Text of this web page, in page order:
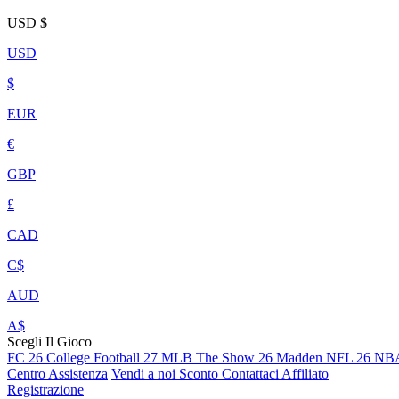
USD $
USD
$
EUR
€
GBP
£
CAD
C$
AUD
A$
Scegli Il Gioco
FC 26 College Football 27 MLB The Show 26 Madden NFL 26
Centro Assistenza Vendi a noi Sconto Contattaci Affiliato
Registrazione